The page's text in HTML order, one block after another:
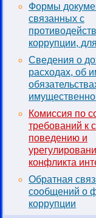
Формы
связанных с
коррупции,
Сведения о
расходах, об
Комиссия по
требований к
поведению и
конфликта
Обратная
сообщений о
коррупции